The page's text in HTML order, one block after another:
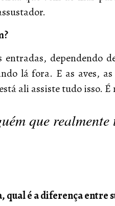
dependendo
lá fora. E as aves,
ali assiste tudo isso.
que
qual é a diferença entre